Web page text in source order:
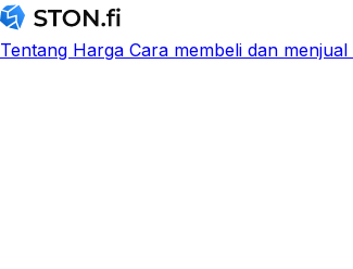
Tentang Harga Cara membeli dan menjual